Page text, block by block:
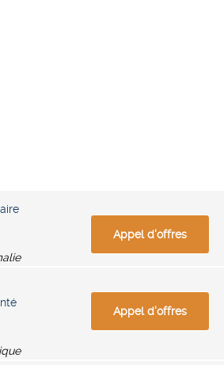
Appel d'offres
Appel d'offres